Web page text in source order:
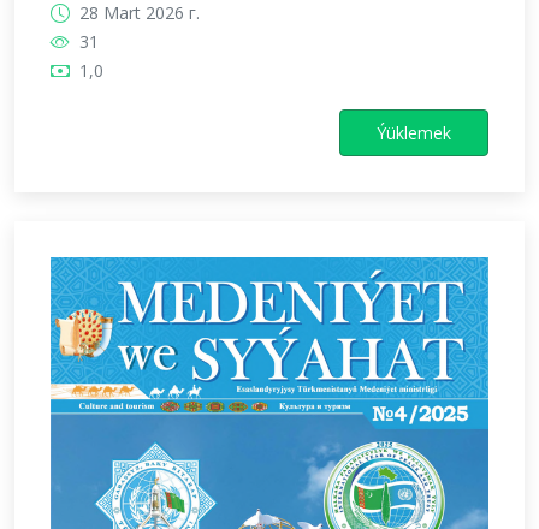
28 Mart 2026 г.
31
1,0
Ýüklemek